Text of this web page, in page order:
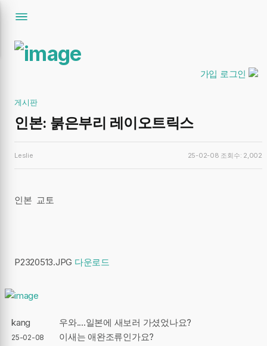
가입 로그인
게시판
인본: 붉은부리 레이오트릭스
Leslie 25-02-08 조회수: 2,002
인본 교토
P2320513.JPG 다운로드
kang
25-02-08
우와....일본에 새보러 가셨었나요?
이새는 애완조류인가요?